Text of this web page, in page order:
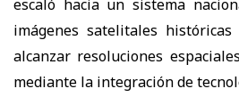
escaló hacia un sistema
imágenes satelitales
alcanzar resoluciones
mediante la integración de